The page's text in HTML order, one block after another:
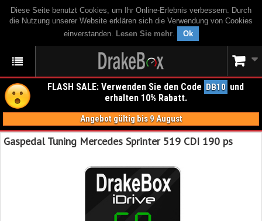
Diese Seite benutzt Cookies, um Ihr Online-Erlebnis verbessern. Durch
die Nutzung unserer Website erklären sich die Verwendung von Cookies
einverstanden. Lesen Sie mehr. Ok
FLASH SALE: Verwenden Sie den Code DB10 und
erhalten 10% Rabatt.
Angebot gültig bis 9 August
Gaspedal Tuning Mercedes Sprinter 519 CDI 190 ps